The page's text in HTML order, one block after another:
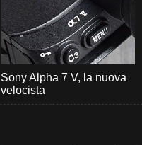
Sony Alpha 7 V, la nuova
velocista